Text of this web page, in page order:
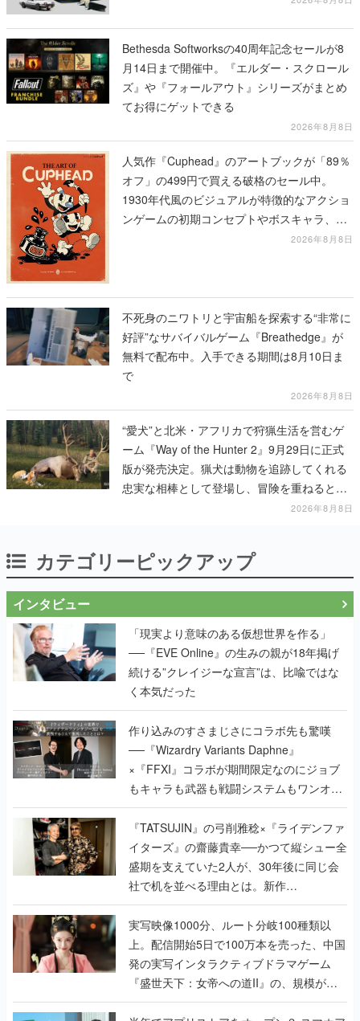
Bethesda Softworksの40周年記念セールが8
月14日まで開催中。『エルダー・スクロール
ズ』や『フォールアウト』シリーズがまとめ
てお得にゲットできる
2026年8月8日
人気作『Cuphead』のアートブックが「89％
オフ」の499円で買える破格のセール中。
1930年代風のビジュアルが特徴的なアクショ
ンゲームの初期コンセプトやボスキャラ、ス
2026年8月8日
不死身のニワトリと宇宙船を探索する“非常に
好評”なサバイバルゲーム『Breathedge』が
無料で配布中。入手できる期間は8月10日ま
で
2026年8月8日
“愛犬”と北米・アフリカで狩猟生活を営むゲ
ーム『Way of the Hunter 2』9月29日に正式
版が発売決定。猟犬は動物を追跡してくれる
忠実な相棒として登場し、冒険を重ねると成
2026年8月8日
カテゴリーピックアップ
インタビュー
「現実より意味のある仮想世界を作る」
──『EVE Online』の生みの親が18年掲げ
続ける”クレイジーな宣言”は、比喩ではな
く本気だった
作り込みのすさまじさにコラボ先も驚嘆
──『Wizardry Variants Daphne』
×『FFXI』コラボが期間限定なのにジョブ
もキャラも武器も戦闘システムもワンオフ
で作り込まれた理由を両ディレクターに聞
く
『TATSUJIN』の弓削雅稔×『ライデンファ
イターズ』の齋藤貴幸──かつて縦シュー全
盛期を支えていた2人が、30年後に同じ会
社で机を並べる理由とは。新作
『TATSUJIN EXTREME』で初タッグを組
んだレジェンド2人に訊く開発秘話
実写映像1000分、ルート分岐100種類以
上。配信開始5日で100万本を売った、中国
発の実写インタラクティブドラマゲーム
『盛世天下：女帝への道II』の、規模が違
うこだわりをプロデューサーに聞いた